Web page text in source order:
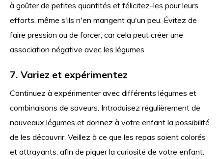
à goûter de petites quantités et félicitez-les pour leurs
efforts, même s'ils n'en mangent qu'un peu. Évitez de
faire pression ou de forcer, car cela peut créer une
association négative avec les légumes.
7. Variez et expérimentez
Continuez à expérimenter avec différents légumes et
combinaisons de saveurs. Introduisez régulièrement de
nouveaux légumes et donnez à votre enfant la possibilité
de les découvrir. Veillez à ce que les repas soient colorés
et attrayants, afin de piquer la curiosité de votre enfant.